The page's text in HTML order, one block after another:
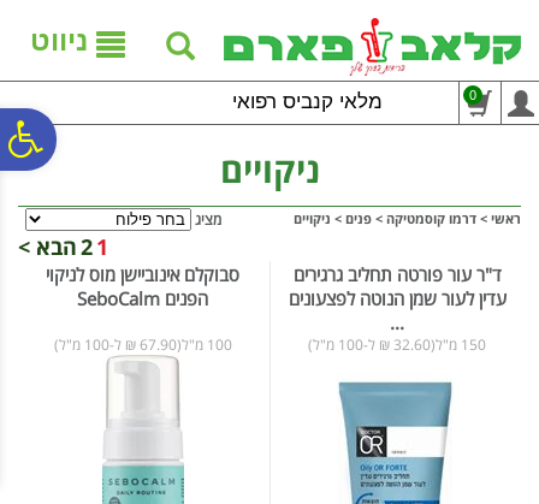
נגישות
אתר
המרכזי
ניווט
מלאי קנביס רפואי 0
ניקויים
ראשי > דרמו קוסמטיקה > פנים > ניקויים מציג
1
2הבא >
ד"ר עור פורטה תחליב גרגירים
עדין לעור שמן הנוטה לפצעונים
...
150 מ"ל(32.60 ₪ ל-100 מ"ל)
סבוקלם אינוביישן מוס לניקוי
הפנים SeboCalm
100 מ"ל(67.90 ₪ ל-100 מ"ל)